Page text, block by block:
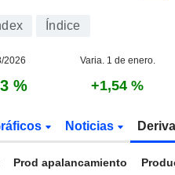
Índice
2026 Varia. 1 de enero.
% +1,54 %
Noticias
Prod apalancamiento